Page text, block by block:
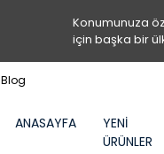
Konumunuza
için başka bir
Blog
ANASAYFA
YENİ
ÜRÜNLER